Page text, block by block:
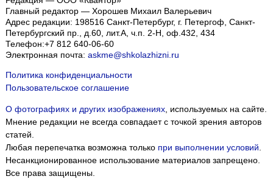
Главный редактор — Хорошев Михаил Валерьевич
Адрес редакции: 198516 Санкт-Петербург, г. Петергоф Санкт-
Петербургский пр., д.60, лит.А, ч.п. 2-Н, оф.432, 434
Телефон:+7 812 640-06-60
Электронная почта: askme@shkolazhizni.ru
Политика конфиденциальности
Пользовательское соглашение
О фотографиях и других изображениях, используемых на сайте.
Мнение редакции не всегда совпадает с точкой зрения авторов
статей.
Любая перепечатка возможна только при выполнении условий
Несанкционированное использование материалов запрещено.
Все права защищены.